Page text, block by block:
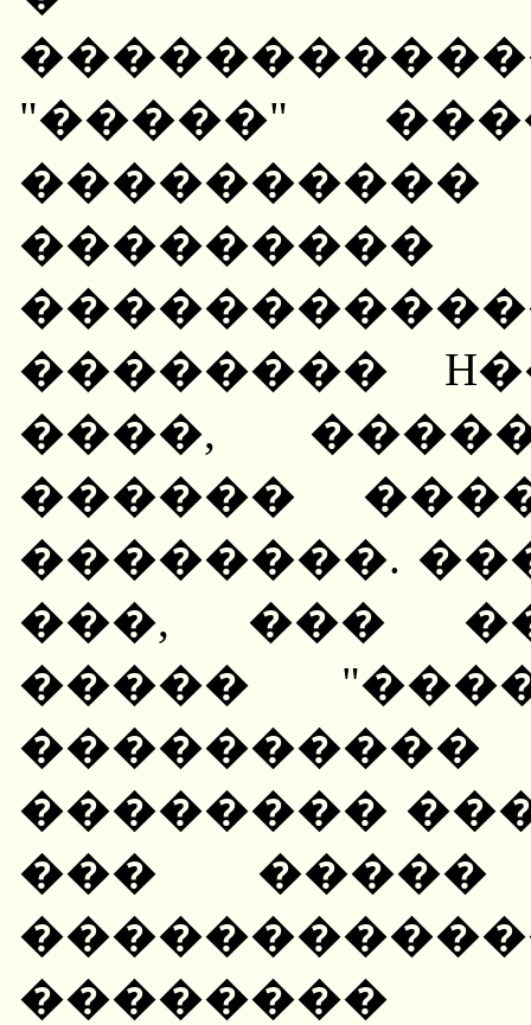
"�����"
���������
��������
����,
������
��������.
���, ���
�����
��������
��� �����
��������